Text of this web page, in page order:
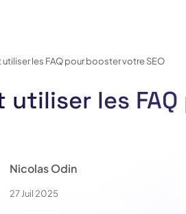
utiliser les
les FAQ pour booster votre SEO
Nicolas Odin
27 Juil 2025